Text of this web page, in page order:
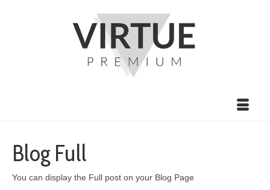
Blog Full
You can display the Full post on your Blog Page